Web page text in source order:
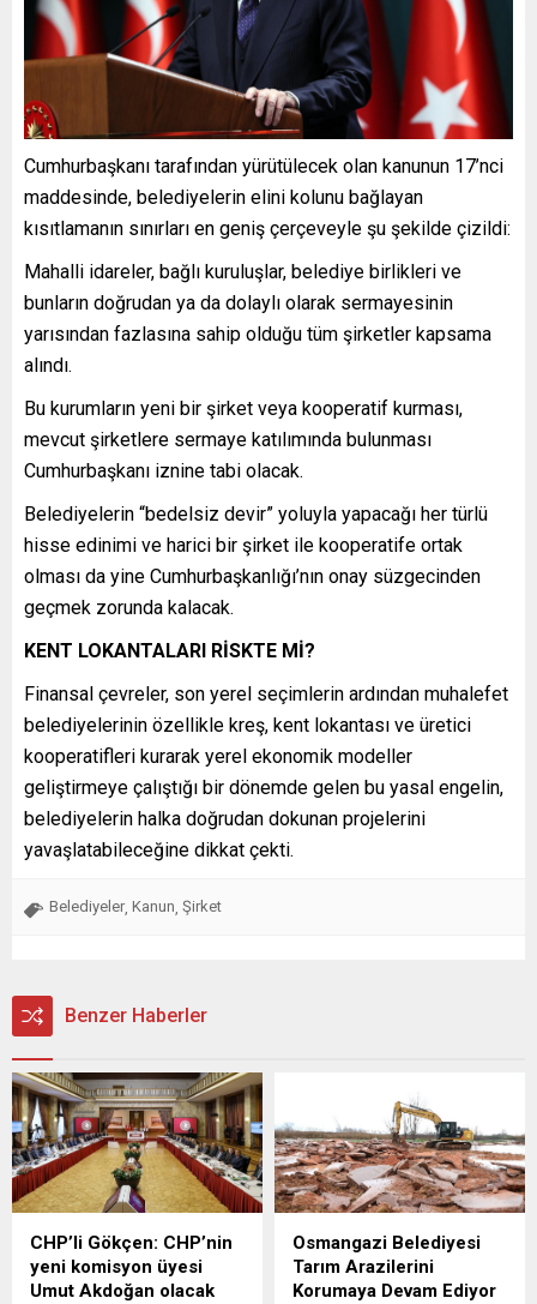
Cumhurbaşkanı tarafından yürütülecek olan kanunun 17’nci
maddesinde, belediyelerin elini kolunu bağlayan
kısıtlamanın sınırları en geniş çerçeveyle şu şekilde çizildi:
Mahalli idareler, bağlı kuruluşlar, belediye birlikleri ve
bunların doğrudan ya da dolaylı olarak sermayesinin
yarısından fazlasına sahip olduğu tüm şirketler kapsama
alındı.
Bu kurumların yeni bir şirket veya kooperatif kurması,
mevcut şirketlere sermaye katılımında bulunması
Cumhurbaşkanı iznine tabi olacak.
Belediyelerin “bedelsiz devir” yoluyla yapacağı her türlü
hisse edinimi ve harici bir şirket ile kooperatife ortak
olması da yine Cumhurbaşkanlığı’nın onay süzgecinden
geçmek zorunda kalacak.
KENT LOKANTALARI RİSKTE Mİ?
Finansal çevreler, son yerel seçimlerin ardından muhalefet
belediyelerinin özellikle kreş, kent lokantası ve üretici
kooperatifleri kurarak yerel ekonomik modeller
geliştirmeye çalıştığı bir dönemde gelen bu yasal engelin,
belediyelerin halka doğrudan dokunan projelerini
yavaşlatabileceğine dikkat çekti.
Belediyeler Kanun Şirket
Benzer Haberler
CHP’li Gökçen: CHP’nin
yeni komisyon üyesi
Umut Akdoğan olacak
Osmangazi Belediyesi
Tarım Arazilerini
Korumaya Devam Ediyor